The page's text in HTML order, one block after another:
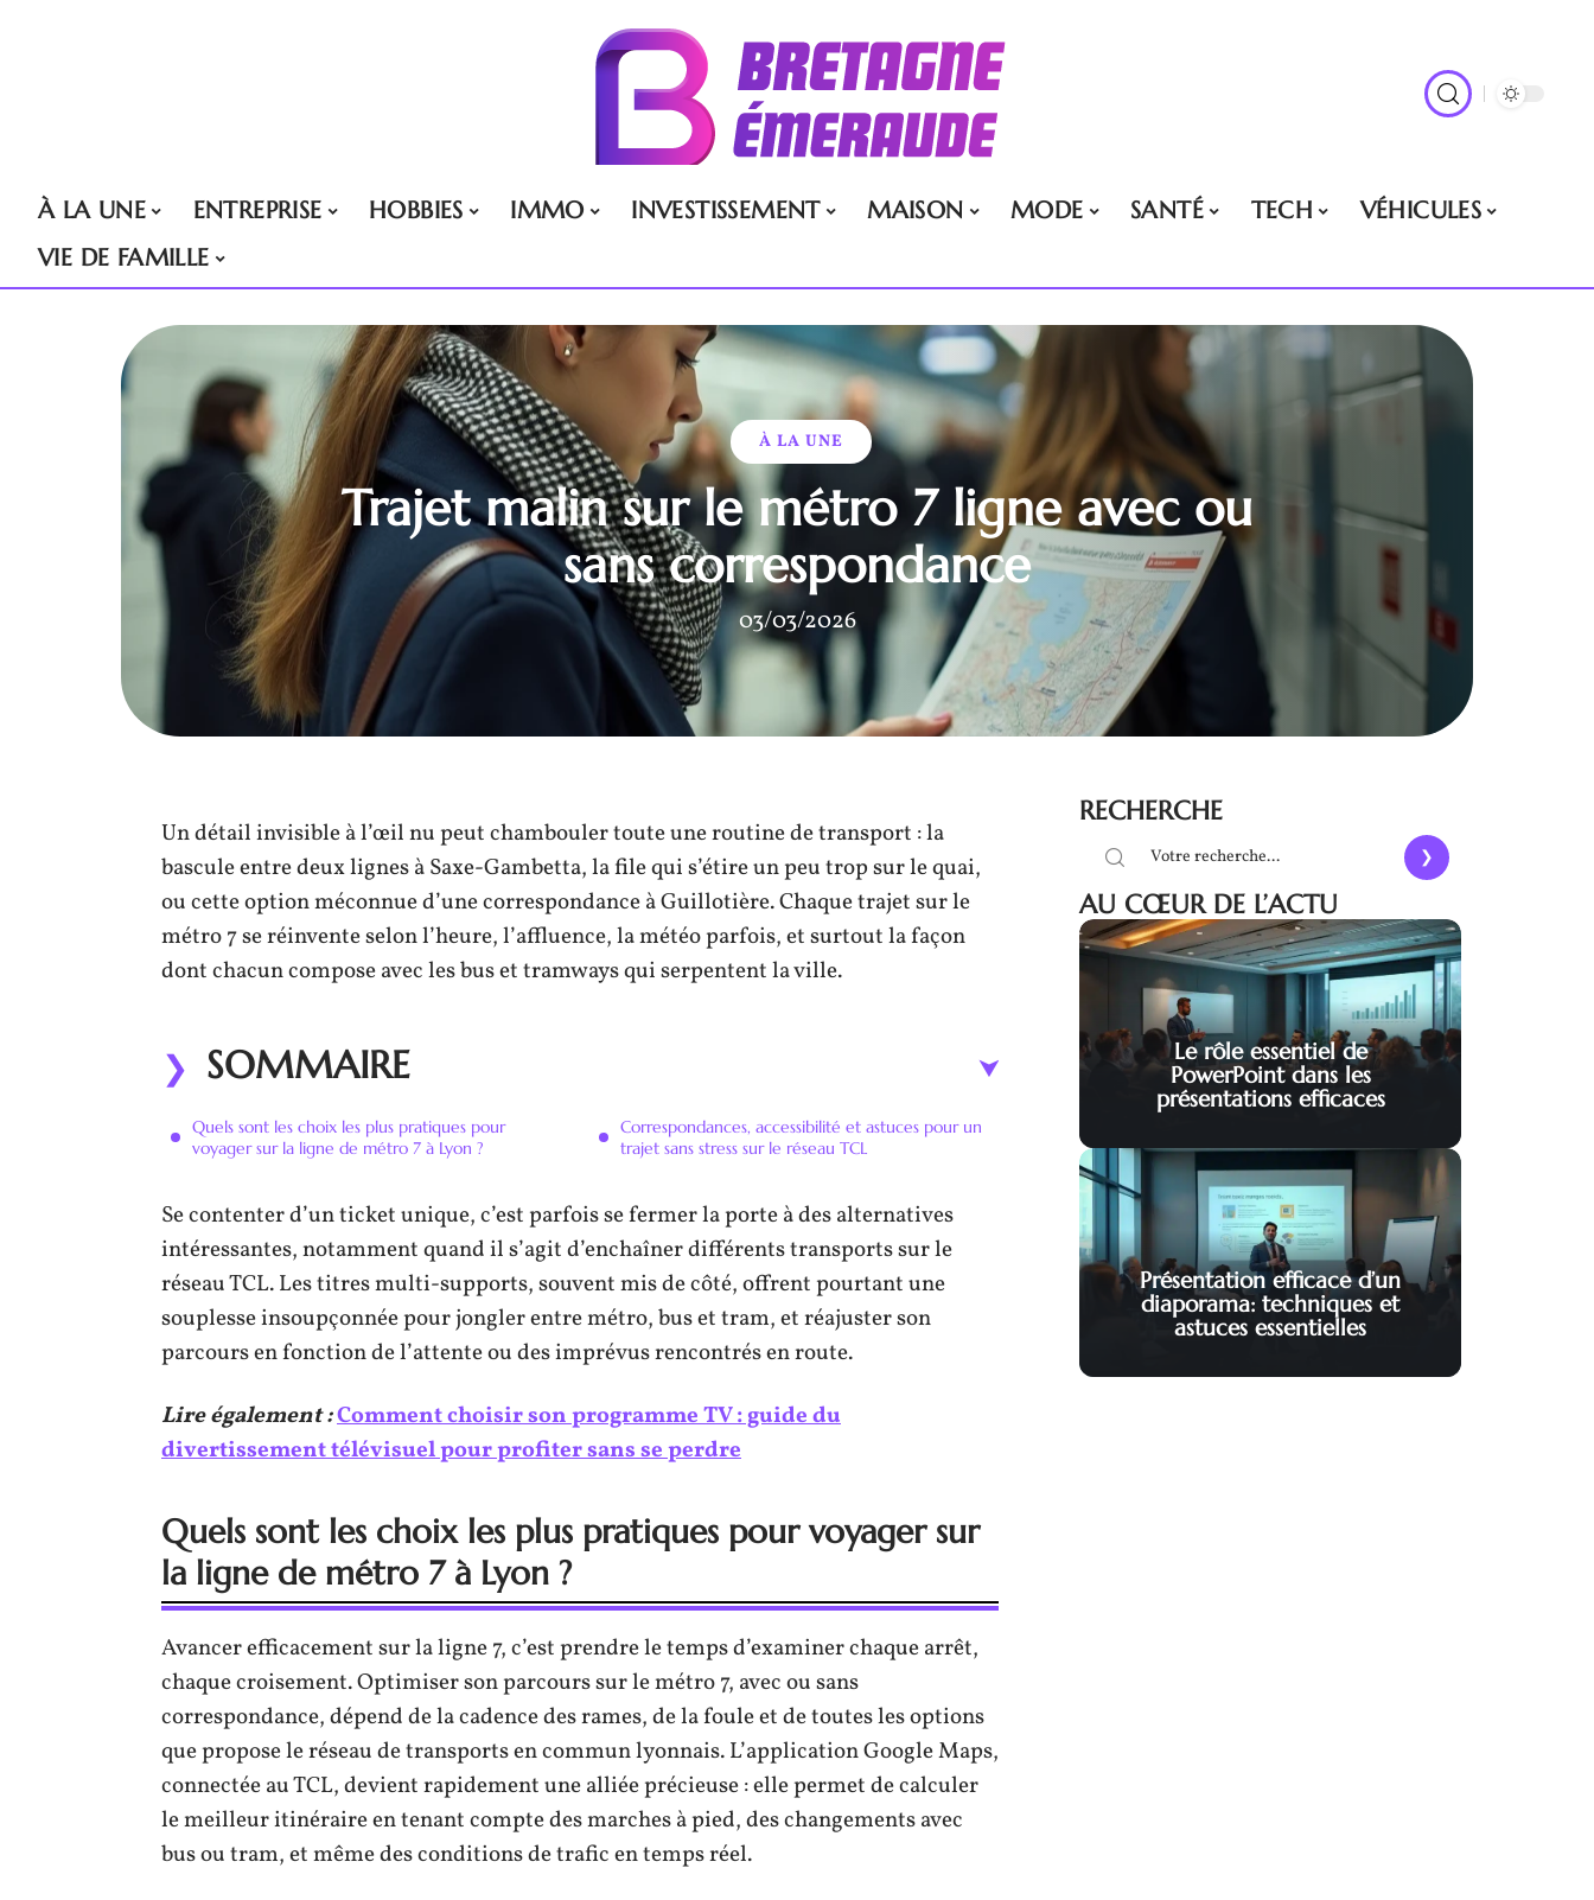
À LA UNE ENTREPRISE HOBBIES IMMO INVESTISSEMENT MAISON MODE SANTÉ TECH
VÉHICULES
VIE DE FAMILLE
À LA UNE
Trajet malin sur le métro 7 ligne avec ou
sans correspondance
03/03/2026
Un détail invisible à l’œil nu peut chambouler toute une routine de transport : la
bascule entre deux lignes à Saxe-Gambetta, la file qui s’étire un peu trop sur le quai,
ou cette option méconnue d’une correspondance à Guillotière. Chaque trajet sur le
métro 7 se réinvente selon l’heure, l’affluence, la météo parfois, et surtout la façon
dont chacun compose avec les bus et tramways qui serpentent la ville.
SOMMAIRE
Quels sont les choix les plus pratiques pour
voyager sur la ligne de métro 7 à Lyon ?
Correspondances, accessibilité et astuces pour un
trajet sans stress sur le réseau TCL
Se contenter d’un ticket unique, c’est parfois se fermer la porte à des alternatives
intéressantes, notamment quand il s’agit d’enchaîner différents transports sur le
réseau TCL. Les titres multi-supports, souvent mis de côté, offrent pourtant une
souplesse insoupçonnée pour jongler entre métro, bus et tram, et réajuster son
parcours en fonction de l’attente ou des imprévus rencontrés en route.
Lire également :Comment choisir son programme TV : guide du
divertissement télévisuel pour profiter sans se perdre
Quels sont les choix les plus pratiques pour voyager sur
la ligne de métro 7 à Lyon ?
Avancer efficacement sur la ligne 7, c’est prendre le temps d’examiner chaque arrêt,
chaque croisement. Optimiser son parcours sur le métro 7, avec ou sans
correspondance, dépend de la cadence des rames, de la foule et de toutes les options
que propose le réseau de transports en commun lyonnais. L’application Google Maps,
connectée au TCL, devient rapidement une alliée précieuse : elle permet de calculer
le meilleur itinéraire en tenant compte des marches à pied, des changements avec
bus ou tram, et même des conditions de trafic en temps réel.
RECHERCHE
AU CŒUR DE L’ACTU
Le rôle essentiel de
PowerPoint dans les
présentations efficaces
Présentation efficace d’un
diaporama: techniques et
astuces essentielles